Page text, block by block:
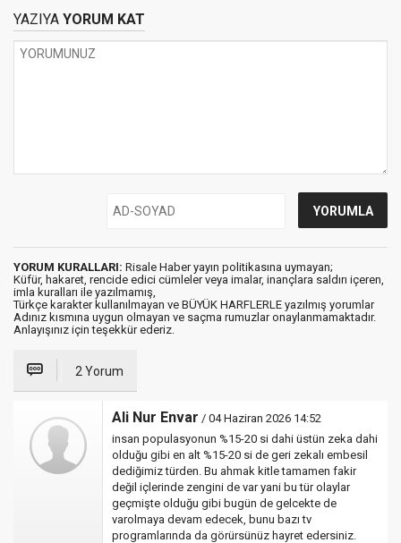
İlişkisi-2
YAZIYA YORUM KAT
YORUM KURALLARI: Risale Haber yayın politikasına uymayan;
Küfür, hakaret, rencide edici cümleler veya imalar, inançlara saldırı içeren,
imla kuralları ile yazılmamış,
Türkçe karakter kullanılmayan ve BÜYÜK HARFLERLE yazılmış yorumlar
Adınız kısmına uygun olmayan ve saçma rumuzlar onaylanmamaktadır.
Anlayışınız için teşekkür ederiz.
2 Yorum
Ali Nur Envar / 04 Haziran 2026 14:52
insan populasyonun %15-20 si dahi üstün zeka dahi
olduğu gibi en alt %15-20 si de geri zekalı embesil
dediğimiz türden. Bu ahmak kitle tamamen fakir
değil içlerinde zengini de var yani bu tür olaylar
geçmişte olduğu gibi bugün de gelcekte de
varolmaya devam edecek, bunu bazı tv
programlarında da görürsünüz hayret edersiniz.